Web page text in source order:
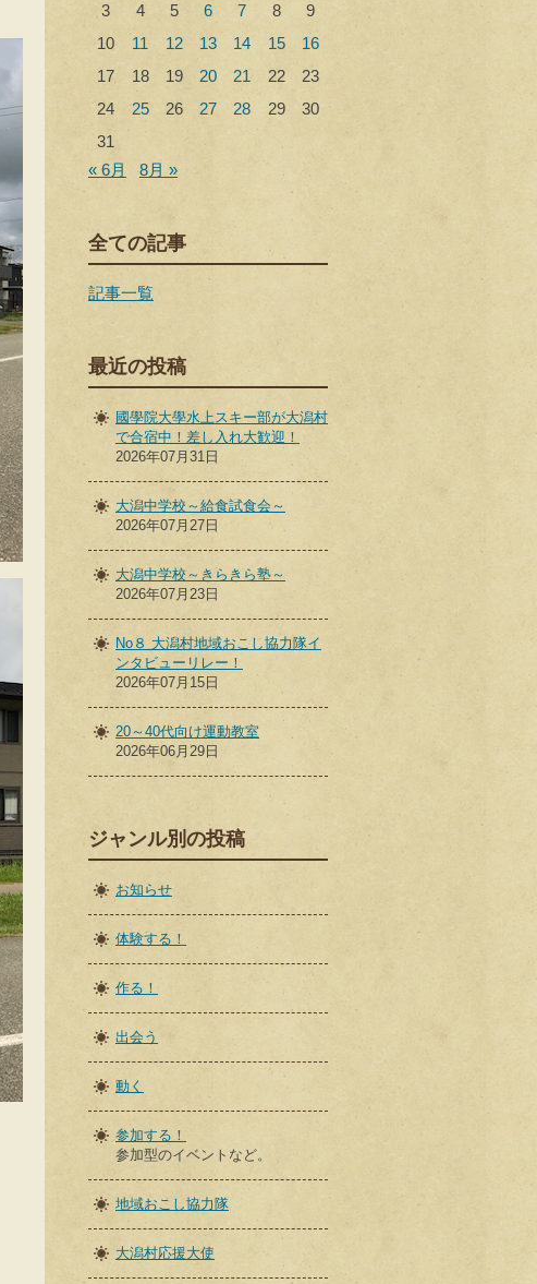
3
4 5 6 7 8
9
10
11 12 13 14 15
16
17
18 19 20 21 22
23
24
25 26 27 28 29
30
31
« 6月
8月 »
全ての記事
記事一覧
最近の投稿
國學院大學水上スキー部が大潟村
で合宿中！差し入れ大歓迎！
2026年07月31日
大潟中学校～給食試食会～
2026年07月27日
大潟中学校～きらきら塾～
2026年07月23日
No８ 大潟村地域おこし協力隊イ
ンタビューリレー！
2026年07月15日
20～40代向け運動教室
2026年06月29日
ジャンル別の投稿
お知らせ
体験する！
作る！
出会う
動く
参加する！
参加型のイベントなど。
地域おこし協力隊
大潟村応援大使